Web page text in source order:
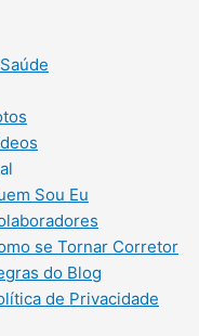
Sou Eu
se Tornar Corretor
do Blog
de Privacidade